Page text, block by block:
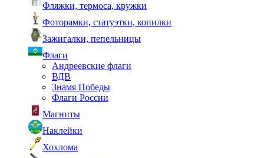
Фляжки, термоса, кружки
Фоторамки, статуэтки, копилки
Зажигалки, пепельницы
Флаги
Андреевские флаги
ВДВ
Знамя Победы
Флаги России
Магниты
Наклейки
Хохлома